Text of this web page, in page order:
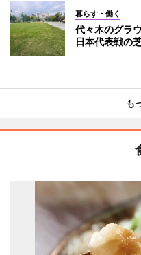
暮らす・働く
代々木のグラ
日本代表戦の
も